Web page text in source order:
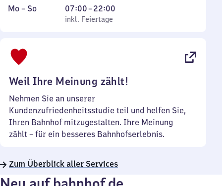
Montag
Mo – So,
inkl. Feiertage
07:00–22:00
Von
7
inkl. Feiertage
Weil Ihre Meinung zählt!
Nehmen Sie an unserer
Kundenzufriedenheitsstudie teil und helfen Sie,
Ihren Bahnhof mitzugestalten. Ihre Meinung
zählt – für ein besseres Bahnhofserlebnis.
Zum Überblick aller Services